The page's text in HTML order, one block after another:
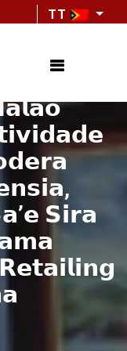
TT
𝗦𝗶𝗿𝗮